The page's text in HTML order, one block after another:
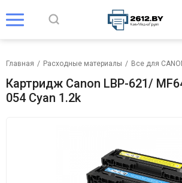
Главная / Расходные материалы / Все для
Картридж Canon LBP-621/
054 Cyan 1.2k